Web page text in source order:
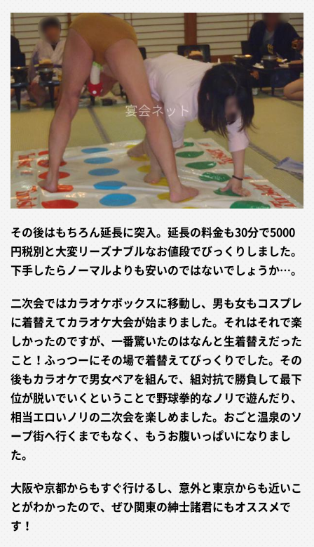
その後はもちろん延長に突入。延長の料金も30分で5000
円税別と大変リーズナブルなお値段でびっくりしました。
下手したらノーマルよりも安いのではないでしょうか…。
二次会ではカラオケボックスに移動し、男も女もコスプレ
に着替えてカラオケ大会が始まりました。それはそれで楽
しかったのですが、一番驚いたのはなんと生着替えだった
こと！ふっつーにその場で着替えてびっくりでした。その
後もカラオケで男女ペアを組んで、組対抗で勝負して最下
位が脱いでいくということで野球拳的なノリで遊んだり、
相当エロいノリの二次会を楽しめました。おごと温泉のソ
ープ街へ行くまでもなく、もうお腹いっぱいになりまし
た。
大阪や京都からもすぐ行けるし、意外と東京からも近いこ
とがわかったので、ぜひ関東の紳士諸君にもオススメで
す！